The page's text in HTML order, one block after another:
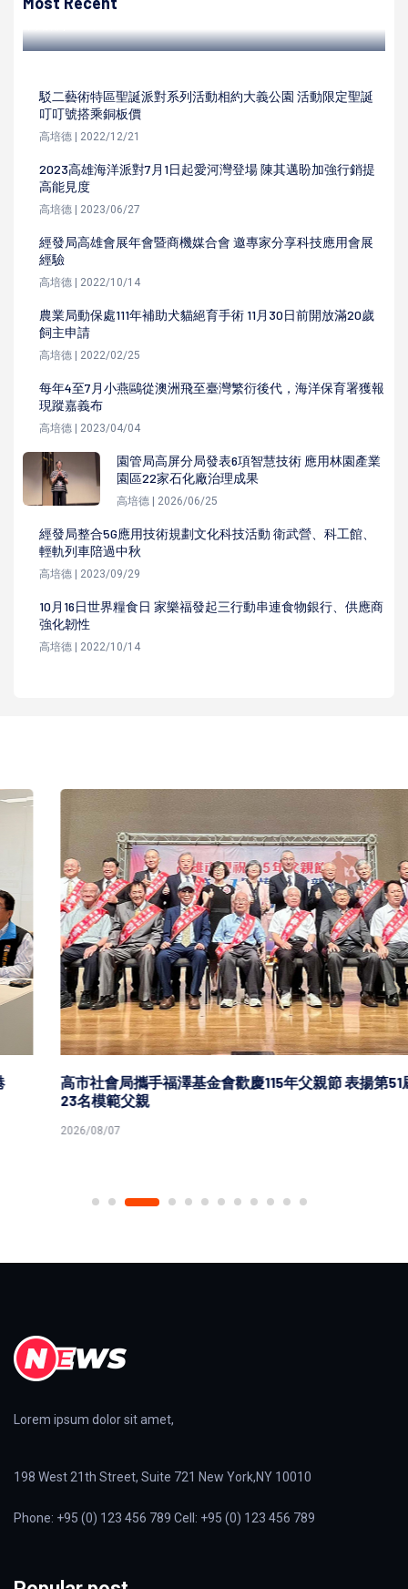
駁二藝術特區聖誕派對系列活動相約大義公園 活動限定聖誕
叮叮號搭乘銅板價
高培德 | 2022/12/21
2023高雄海洋派對7月1日起愛河灣登場 陳其邁盼加強行銷提
高能見度
高培德 | 2023/06/27
經發局高雄會展年會暨商機媒合會 邀專家分享科技應用會展
經驗
高培德 | 2022/10/14
農業局動保處111年補助犬貓絕育手術 11月30日前開放滿20歲
飼主申請
高培德 | 2022/02/25
每年4至7月小燕鷗從澳洲飛至臺灣繁衍後代，海洋保育署獲報
現蹤嘉義布
高培德 | 2023/04/04
園管局高屏分局發表6項智慧技術 應用林園產業
園區22家石化廠治理成果
高培德 | 2026/06/25
經發局整合5G應用技術規劃文化科技活動 衛武營、科工館、
輕軌列車陪過中秋
高培德 | 2023/09/29
10月16日世界糧食日 家樂福發起三行動串連食物銀行、供應商
強化韌性
高培德 | 2022/10/14
高市社會局攜手福澤基金會歡慶115年父親節 表揚第51屆
23名模範父親
2026/08/07
Lorem ipsum dolor sit amet,
198 West 21th Street, Suite 721 New York,NY 10010
Phone: +95 (0) 123 456 789 Cell: +95 (0) 123 456 789